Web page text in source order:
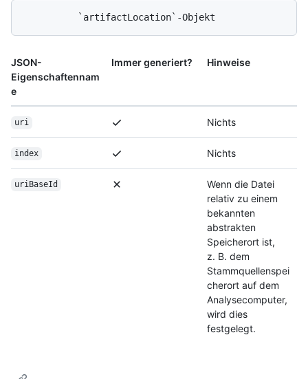
JSON-
Eigenschaftennam
e
Immer generiert? Hinweise
uri Nichts
index Nichts
uriBaseId
Wenn die Datei
relativ zu einem
bekannten
abstrakten
Speicherort ist,
z. B. dem
Stammquellenspei
cherort auf dem
Analysecomputer,
wird dies
festgelegt.